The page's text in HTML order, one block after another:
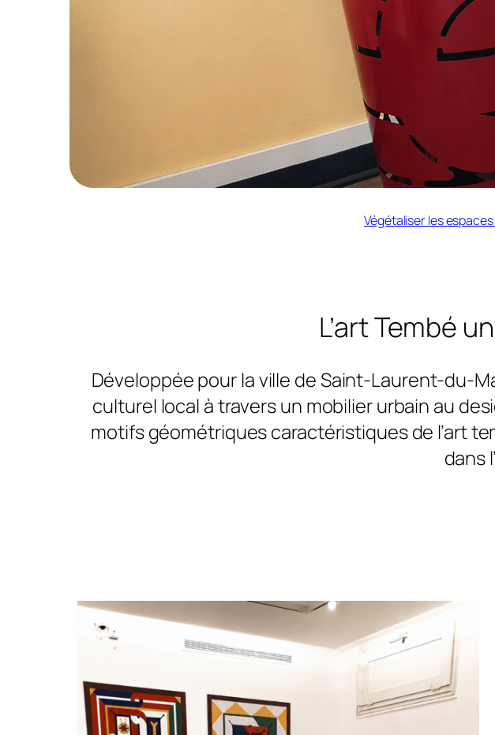
Végétaliser les
L’art Tembé
Développée pour la ville de Saint-Laurent-du-
culturel local à travers un mobilier urbain au
motifs géométriques caractéristiques de l’art
dans